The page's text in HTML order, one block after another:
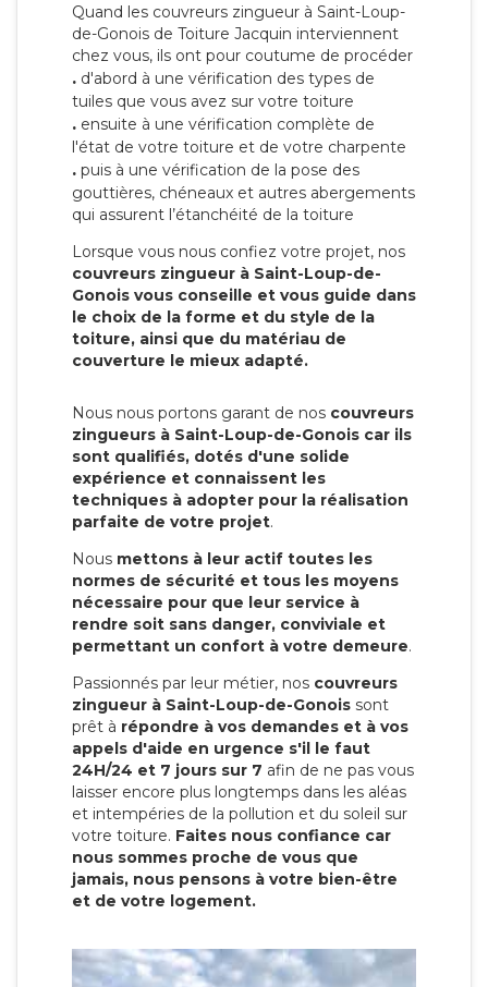
Quand les couvreurs zingueur à Saint-Loup-
de-Gonois de Toiture Jacquin interviennent
chez vous, ils ont pour coutume de procéder
. d'abord à une vérification des types de
tuiles que vous avez sur votre toiture
. ensuite à une vérification complète de
l'état de votre toiture et de votre charpente
. puis à une vérification de la pose des
gouttières, chéneaux et autres abergements
qui assurent l’étanchéité de la toiture
Lorsque vous nous confiez votre projet, nos
couvreurs zingueur à Saint-Loup-de-
Gonois vous conseille et vous guide dans
le choix de la forme et du style de la
toiture, ainsi que du matériau de
couverture le mieux adapté.
Nous nous portons garant de nos couvreurs
zingueurs à Saint-Loup-de-Gonois car ils
sont qualifiés, dotés d'une solide
expérience et connaissent les
techniques à adopter pour la réalisation
parfaite de votre projet.
Nous mettons à leur actif toutes les
normes de sécurité et tous les moyens
nécessaire pour que leur service à
rendre soit sans danger, conviviale et
permettant un confort à votre demeure.
Passionnés par leur métier, nos couvreurs
zingueur à Saint-Loup-de-Gonois sont
prêt à répondre à vos demandes et à vos
appels d'aide en urgence s'il le faut
24H/24 et 7 jours sur 7 afin de ne pas vous
laisser encore plus longtemps dans les aléas
et intempéries de la pollution et du soleil sur
votre toiture. Faites nous confiance car
nous sommes proche de vous que
jamais, nous pensons à votre bien-être
et de votre logement.